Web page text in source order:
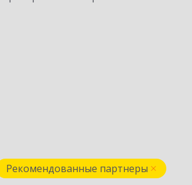
Рекомендованные партнеры